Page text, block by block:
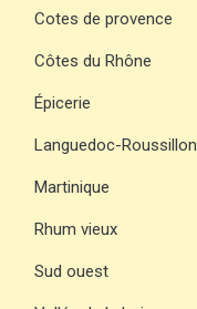
Cotes de provence
Côtes du Rhône
Épicerie
Languedoc-Roussillon
Martinique
Rhum vieux
Sud ouest